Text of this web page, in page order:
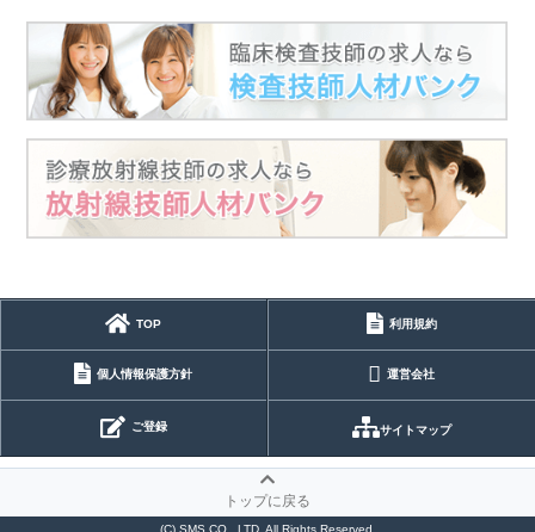
TOP 利用規約
個人情報保護方針 運営会社
ご登録 サイトマップ
トップに戻る
(C) SMS CO., LTD. All Rights Reserved.